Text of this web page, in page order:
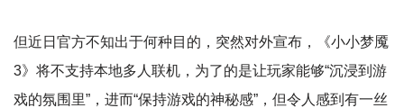
但近日官方不知出于何种目的，突然对外宣布，《小小梦魇
3》将不支持本地多人联机，为了的是让玩家能够“沉浸到游
戏的氛围里”，进而“保持游戏的神秘感”，但令人感到有一丝